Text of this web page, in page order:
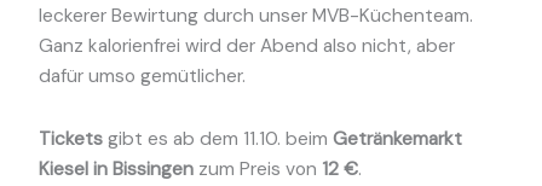
leckerer Bewirtung durch unser MVB-Küchenteam.
Ganz kalorienfrei wird der Abend also nicht, aber
dafür umso gemütlicher.
Tickets gibt es ab dem 11.10. beimGetränkemarkt
Kiesel in Bissingen zum Preis von 12 €.